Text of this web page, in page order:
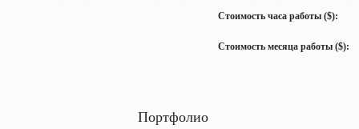
Стоимость часа работы ($):
Стоимость месяца работы ($):
Портфолио